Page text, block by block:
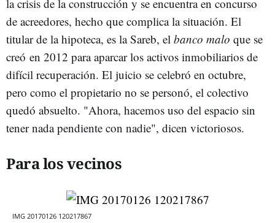
la crisis de la construcción y se encuentra en concurso
de acreedores, hecho que complica la situación. El
titular de la hipoteca, es la Sareb, el banco malo que se
creó en 2012 para aparcar los activos inmobiliarios de
difícil recuperación. El juicio se celebró en octubre,
pero como el propietario no se personó, el colectivo
quedó absuelto. "Ahora, hacemos uso del espacio sin
tener nada pendiente con nadie", dicen victoriosos.
Para los vecinos
IMG 20170126 120217867